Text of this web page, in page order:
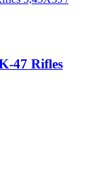
47 Rifles